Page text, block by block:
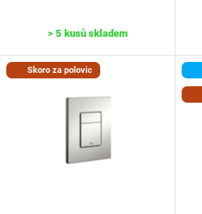
> 5 kusů skladem
Skoro za polovic